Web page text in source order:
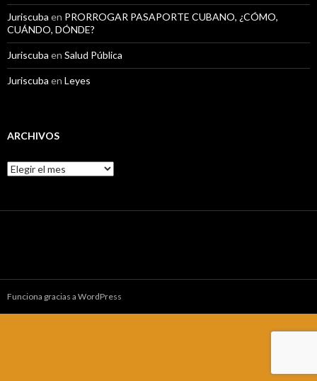
Juriscuba en PRORROGAR PASAPORTE CUBANO, ¿CÓMO,
CUÁNDO, DÓNDE?
Juriscuba en Salud Pública
Juriscuba en Leyes
ARCHIVOS
A
r
Funciona gracias a WordPress